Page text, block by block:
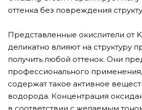
оттенка без повреждения
Представленные окислители от
деликатно влияют на структуру
получить любой оттенок. Они
профессионального применения,
содержат такое активное
водорода. Концентрация